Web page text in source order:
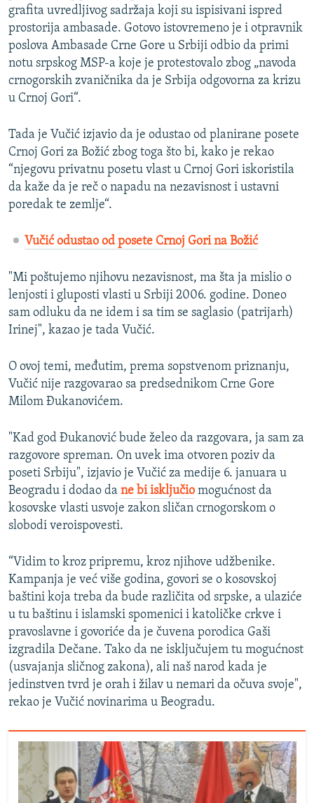
grafita uvredljivog sadržaja koji su ispisivani ispred
prostorija ambasade. Gotovo istovremeno je i otpravnik
poslova Ambasade Crne Gore u Srbiji odbio da primi
notu srpskog MSP-a koje je protestovalo zbog „navoda
crnogorskih zvaničnika da je Srbija odgovorna za krizu
u Crnoj Gori“.
Tada je Vučić izjavio da je odustao od planirane posete
Crnoj Gori za Božić zbog toga što bi, kako je rekao
“njegovu privatnu posetu vlast u Crnoj Gori iskoristila
da kaže da je reč o napadu na nezavisnost i ustavni
poredak te zemlje“.
Vučić odustao od posete Crnoj Gori na Božić
"Mi poštujemo njihovu nezavisnost, ma šta ja mislio o
lenjosti i gluposti vlasti u Srbiji 2006. godine. Doneo
sam odluku da ne idem i sa tim se saglasio (patrijarh)
Irinej", kazao je tada Vučić.
O ovoj temi, međutim, prema sopstvenom priznanju,
Vučić nije razgovarao sa predsednikom Crne Gore
Milom Đukanovićem.
"Kad god Đukanović bude želeo da razgovara, ja sam za
razgovore spreman. On uvek ima otvoren poziv da
poseti Srbiju", izjavio je Vučić za medije 6. januara u
Beogradu i dodao da ne bi isključio mogućnost da
kosovske vlasti usvoje zakon sličan crnogorskom o
slobodi veroispovesti.
“Vidim to kroz pripremu, kroz njihove udžbenike.
Kampanja je već više godina, govori se o kosovskoj
baštini koja treba da bude različita od srpske, a ulaziće
u tu baštinu i islamski spomenici i katoličke crkve i
pravoslavne i govoriće da je čuvena porodica Gaši
izgradila Dečane. Tako da ne isključujem tu mogućnost
(usvajanja sličnog zakona), ali naš narod kada je
jedinstven tvrd je orah i žilav u nemari da očuva svoje",
rekao je Vučić novinarima u Beogradu.